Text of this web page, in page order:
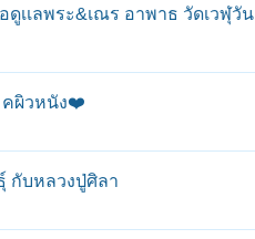
เเลพระ&เณร อาพาธ วัดเวฬุวัน
คผิวหนัง❤️
กับหลวงปู่ศิลา